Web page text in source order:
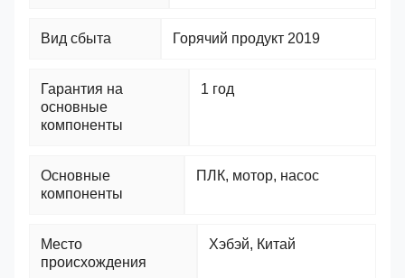
Вид сбыта Горячий продукт 2019
Гарантия на
основные
компоненты
1 год
Основные
компоненты
ПЛК, мотор, насос
Место
происхождения
Хэбэй, Китай